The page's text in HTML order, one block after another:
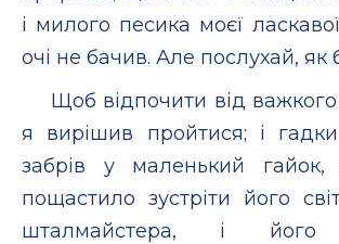
і милого песика моєї
очі не бачив. Але послухай, як
Щоб відпочити від важкого
я вирішив пройтися; і
забрів у маленький
пощастило зустріти його
шталмайстера, і його